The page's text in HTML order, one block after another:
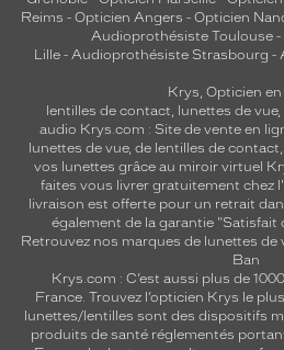
Reims - Opticien Angers - Opticien
Audioprothésiste Toulouse-
Lille- Audioprothésiste Strasbourg -
Krys, Opticien en
lentilles de contact, lunettes de vue,
audio Krys.com : Site de vente en
lunettes de vue, de lentilles de contact
vos lunettes grâce au miroir virtuel
faites vous livrer gratuitement chez
livraison est offerte pour un retrait
également de la garantie "Satisfait
Retrouvez nos marques de lunettes de
Ban
Krys.com : C’est aussi plus de
France. Trouvez l’opticien Krys le
lunettes/lentilles sont des dispositifs
produits de santé réglementés